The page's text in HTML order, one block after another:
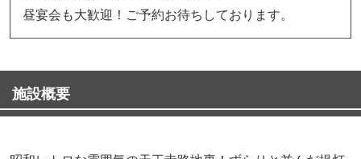
昼宴会も大歓迎！ご予約お待ちしております。
施設概要